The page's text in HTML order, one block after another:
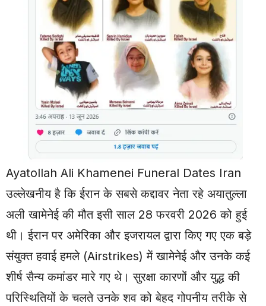
Ayatollah Ali Khamenei Funeral Dates Iran
उल्लेखनीय है कि ईरान के सबसे कद्दावर नेता रहे अयातुल्ला
अली खामेनेई की मौत इसी साल 28 फरवरी 2026 को हुई
थी। ईरान पर अमेरिका और इजरायल द्वारा किए गए एक बड़े
संयुक्त हवाई हमले (Airstrikes) में खामेनेई और उनके कई
शीर्ष सैन्य कमांडर मारे गए थे। सुरक्षा कारणों और युद्ध की
परिस्थितियों के चलते उनके शव को बेहद गोपनीय तरीके से